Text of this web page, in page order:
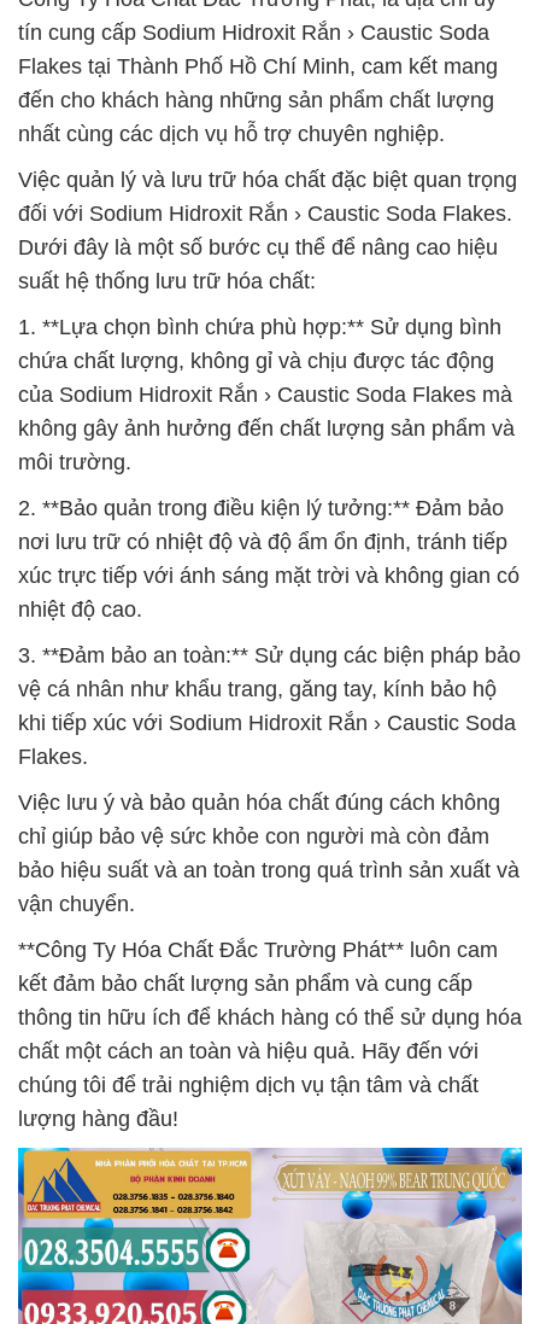
tín cung cấp Sodium Hidroxit Rắn › Caustic Soda
Flakes tại Thành Phố Hồ Chí Minh, cam kết mang
đến cho khách hàng những sản phẩm chất lượng
nhất cùng các dịch vụ hỗ trợ chuyên nghiệp.
Việc quản lý và lưu trữ hóa chất đặc biệt quan trọng
đối với Sodium Hidroxit Rắn › Caustic Soda Flakes.
Dưới đây là một số bước cụ thể để nâng cao hiệu
suất hệ thống lưu trữ hóa chất:
1. **Lựa chọn bình chứa phù hợp:** Sử dụng bình
chứa chất lượng, không gỉ và chịu được tác động
của Sodium Hidroxit Rắn › Caustic Soda Flakes mà
không gây ảnh hưởng đến chất lượng sản phẩm và
môi trường.
2. **Bảo quản trong điều kiện lý tưởng:** Đảm bảo
nơi lưu trữ có nhiệt độ và độ ẩm ổn định, tránh tiếp
xúc trực tiếp với ánh sáng mặt trời và không gian có
nhiệt độ cao.
3. **Đảm bảo an toàn:** Sử dụng các biện pháp bảo
vệ cá nhân như khẩu trang, găng tay, kính bảo hộ
khi tiếp xúc với Sodium Hidroxit Rắn › Caustic Soda
Flakes.
Việc lưu ý và bảo quản hóa chất đúng cách không
chỉ giúp bảo vệ sức khỏe con người mà còn đảm
bảo hiệu suất và an toàn trong quá trình sản xuất và
vận chuyển.
**Công Ty Hóa Chất Đắc Trường Phát** luôn cam
kết đảm bảo chất lượng sản phẩm và cung cấp
thông tin hữu ích để khách hàng có thể sử dụng hóa
chất một cách an toàn và hiệu quả. Hãy đến với
chúng tôi để trải nghiệm dịch vụ tận tâm và chất
lượng hàng đầu!